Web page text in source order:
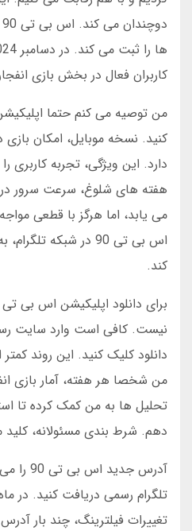
کاربران فعال در بخش بازی
کنید. نسخه موبایل، امکان
دارد. این ویژگی، تجربه کاربری
هفته های شلوغ، سرعت سرور
می یابد، اما هرگز با قطعی
اس بی تی 90 در شبکه
کند.
نیست. کافی است وارد سایت
دانلود کلیک کنید. این روند
من شخصا هر هفته، آمار بازی
تحلیل ها به من کمک کرده تا
دهم. شرط بندی مسئولانه،
آدرس
تلگرام رسمی دریافت کنید. در
تغییرات فیلترینگ، چند بار